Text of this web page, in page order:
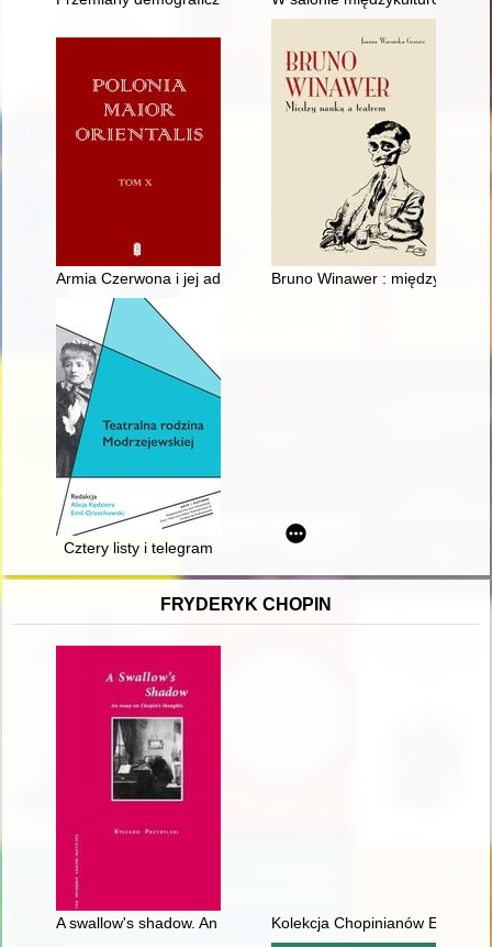
Armia Czerwona i jej administracja w Kaliszu w latach 1945-
Bruno Winawer : między
Cztery listy i telegram
FRYDERYK CHOPIN
A swallow's shadow. An essay on Chopin's thoughts
Kolekcja Chopinianów